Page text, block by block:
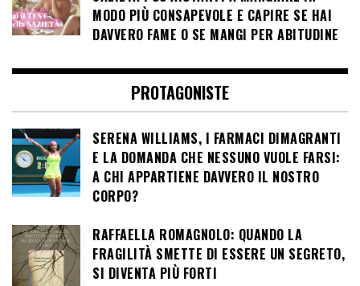
MODO PIÙ CONSAPEVOLE E CAPIRE SE HAI
DAVVERO FAME O SE MANGI PER ABITUDINE
PROTAGONISTE
SERENA WILLIAMS, I FARMACI DIMAGRANTI
E LA DOMANDA CHE NESSUNO VUOLE FARSI:
A CHI APPARTIENE DAVVERO IL NOSTRO
CORPO?
RAFFAELLA ROMAGNOLO: QUANDO LA
FRAGILITÀ SMETTE DI ESSERE UN SEGRETO,
SI DIVENTA PIÙ FORTI